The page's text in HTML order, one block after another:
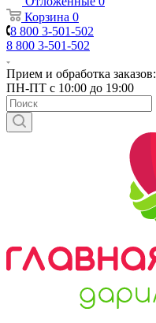
Корзина 0
8 800 3-501-502
8 800 3-501-502
Прием и обработка заказов:
ПН-ПТ с 10:00 до 19:00